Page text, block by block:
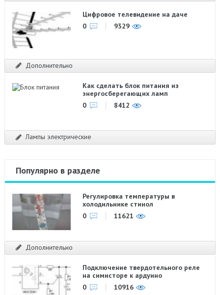
Цифровое телевидение на даче
0
9329
Дополнительно
Как сделать блок питания из
энергосберегающих ламп
0
8412
Лампы электрические
Популярно в разделе
Регулировка температуры в
холодильнике стинол
0
11621
Дополнительно
Подключение твердотельного реле
на симисторе к ардуино
0
10916